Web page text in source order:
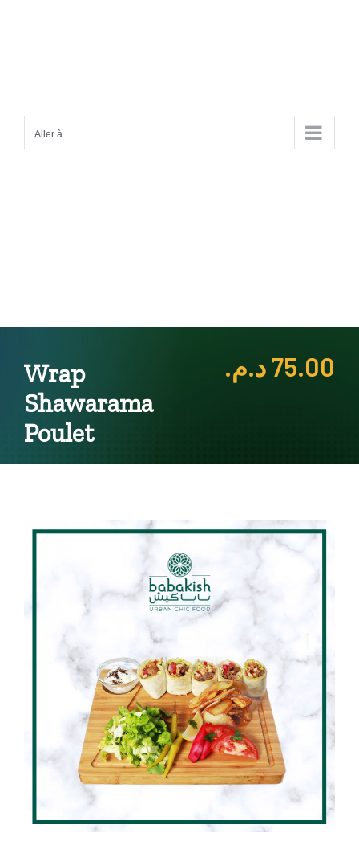
Aller à...
Wrap
Shawarama
Poulet
75.00د.م.